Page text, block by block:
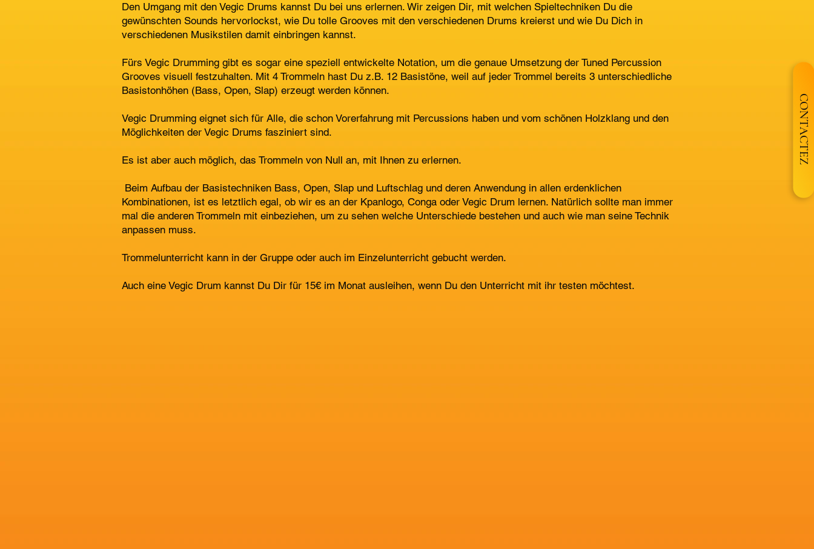
CONTACTEZ
Den Umgang mit den Vegic Drums kannst Du bei uns erlernen. Wir zeigen Dir, mit welchen Spieltechniken Du die
gewünschten Sounds hervorlockst, wie Du tolle Grooves mit den verschiedenen Drums kreierst und wie Du Dich in
verschiedenen Musikstilen damit einbringen kannst.
Fürs Vegic Drumming gibt es sogar eine speziell entwickelte Notation, um die genaue Umsetzung der Tuned Percussion
Grooves visuell festzuhalten. Mit 4 Trommeln hast Du z.B. 12 Basistöne, weil auf jeder Trommel bereits 3 unterschiedliche
Basistonhöhen (Bass, Open, Slap) erzeugt werden können.
Vegic Drumming eignet sich für Alle, die schon Vorerfahrung mit Percussions haben und vom schönen Holzklang und den
Möglichkeiten der Vegic Drums fasziniert sind.
Es ist aber auch möglich, das Trommeln von Null an, mit Ihnen zu erlernen.
​ Beim Aufbau der Basistechniken Bass, Open, Slap und Luftschlag und deren Anwendung in allen erdenklichen
Kombinationen, ist es letztlich egal, ob wir es an der Kpanlogo, Conga oder Vegic Drum lernen. Natürlich sollte man immer
mal die anderen Trommeln mit einbeziehen, um zu sehen welche Unterschiede bestehen und auch wie man seine Technik
anpassen muss.
​Trommelunterricht kann in der Gruppe oder auch im Einzelunterricht gebucht werden.
​Auch eine Vegic Drum kannst Du Dir für 15€ im Monat ausleihen, wenn Du den Unterricht mit ihr testen möchtest.